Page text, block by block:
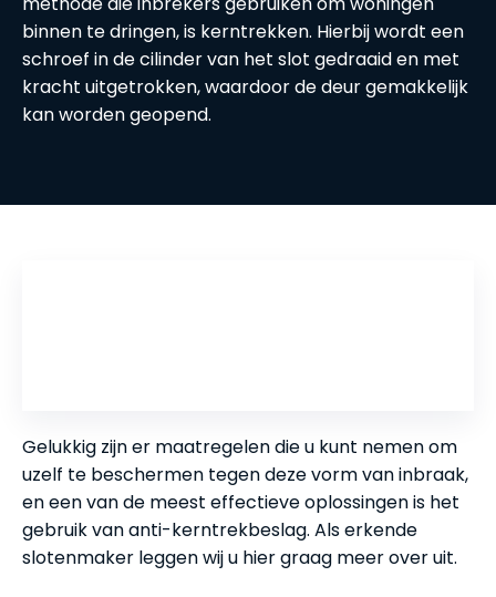
binnen te dringen, is kerntrekken. Hierbij wordt een
schroef in de cilinder van het slot gedraaid en met
kracht uitgetrokken, waardoor de deur gemakkelijk
kan worden geopend.
Gelukkig zijn er maatregelen die u kunt nemen om
uzelf te beschermen tegen deze vorm van inbraak,
en een van de meest effectieve oplossingen is het
gebruik van anti-kerntrekbeslag. Als erkende
slotenmaker leggen wij u hier graag meer over uit.